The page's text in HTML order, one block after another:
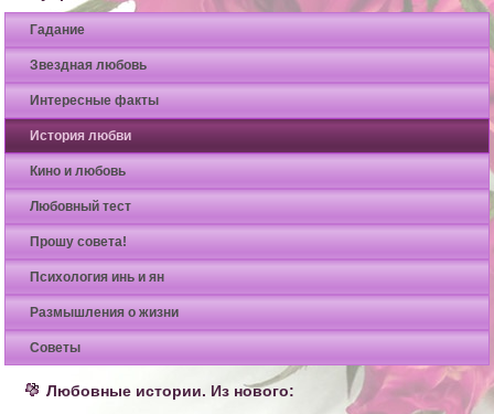
Гадание
Звездная любовь
Интересные факты
История любви
Кино и любовь
Любовный тест
Прошу совета!
Психология инь и ян
Размышления о жизни
Советы
Любовные истории. Из нового: